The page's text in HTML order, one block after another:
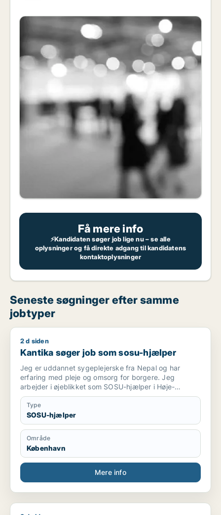
Få mere info
⚡Kandidaten søger job lige nu – se alle
oplysninger og få direkte adgang til kandidatens
kontaktoplysninger
Seneste søgninger efter samme
jobtyper
Kantika søger job som sosu-hjælper
2 d siden
Kantika søger job som sosu-hjælper
Jeg er uddannet sygeplejerske fra Nepal og har
erfaring med pleje og omsorg for borgere. Jeg
arbejder i øjeblikket som SOSU-hjælper i Høje-
Taastrup Kommune, hvor jeg har erfaring med
personlig pleje, praktisk hjælp, observation,
dokumentation i CURA samt samarbejde med kolleger
og pårørende. Jeg er ansvarsbevidst, mødestabil og
arbejder med respekt og empati for den enkelte
borger. Jeg søger en fast stilling på 37 timer om ugen,
hvor jeg kan udvikle mine kompetencer og bidrage
med høj faglighed og omsorg. Jeg er fleksibel.Jeg
ønsker en langsigtet ansættelse og ser frem til at
bidrage positivt til arbejdspladsen.
Type
SOSU-hjælper
Område
København
Mere info